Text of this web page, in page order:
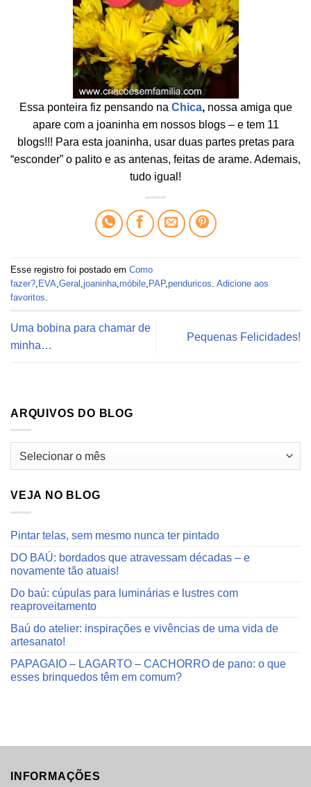
Essa ponteira fiz pensando na Chica, nossa amiga que
apare com a joaninha em nossos blogs – e tem 11
blogs!!! Para esta joaninha, usar duas partes pretas para
“esconder” o palito e as antenas, feitas de arame. Ademais,
tudo igual!
Esse registro foi postado em Como
fazer? EVA Geral joaninha móbile PAP, penduricos Adicione aos
favoritos
Uma bobina para chamar de
minha…
Pequenas Felicidades!
ARQUIVOS DO BLOG
VEJA NO BLOG
Pintar telas, sem mesmo nunca ter pintado
DO BAÚ: bordados que atravessam décadas – e
novamente tão atuais!
Do baú: cúpulas para luminárias e lustres com
reaproveitamento
Baú do atelier: inspirações e vivências de uma vida de
artesanato!
PAPAGAIO – LAGARTO – CACHORRO de pano: o que
esses brinquedos têm em comum?
INFORMAÇÕES